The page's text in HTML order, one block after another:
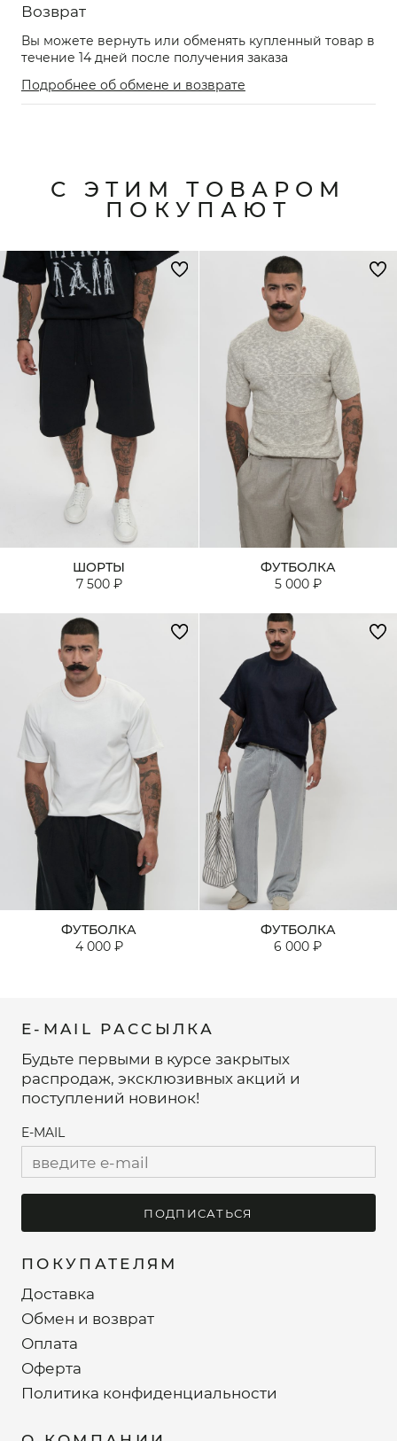
Возврат
Вы можете вернуть или обменять купленный товар в
течение 14 дней после получения заказа
Подробнее об обмене и возврате
С ЭТИМ ТОВАРОМ
ПОКУПАЮТ
ШОРТЫ
7 500 ₽
ФУТБОЛКА
5 000 ₽
ФУТБОЛКА
4 000 ₽
ФУТБОЛКА
6 000 ₽
ПОКУПАТЕЛЯМ
Доставка
Обмен и возврат
Оплата
Оферта
Политика конфиденциальности
E-MAIL РАССЫЛКА
Будьте первыми в курсе закрытых
распродаж, эксклюзивных акций и
поступлений новинок!
E-MAIL
ПОДПИСАТЬСЯ